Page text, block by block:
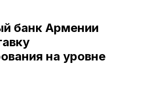
банк Армении
на уровне